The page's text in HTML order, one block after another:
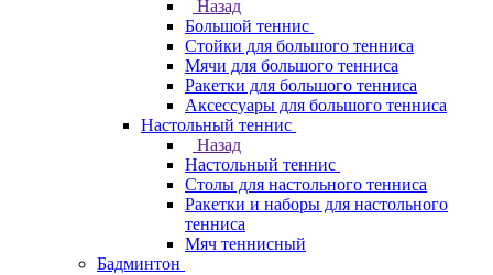
Назад
Большой теннис
Стойки для большого тенниса
Мячи для большого тенниса
Ракетки для большого тенниса
Аксессуары для большого тенниса
Настольный теннис
Назад
Настольный теннис
Столы для настольного тенниса
Ракетки и наборы для настольного
тенниса
Мяч теннисный
Бадминтон